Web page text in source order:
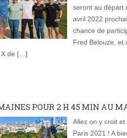
seront au départ
avril 2022
chance de
Fred Belouze, et
X de […]
POUR 2 H 45 MIN AU
Allez on y croit
Paris 2021 ! A